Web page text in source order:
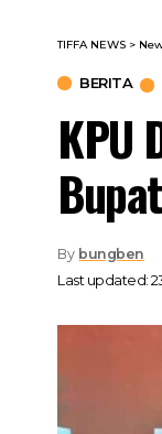
TIFFA NEWS >
BERITA
KPU
Last updated:
By bungben